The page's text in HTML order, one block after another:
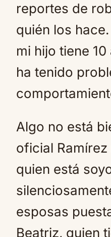
reportes de
quién los
mi hijo tiene
ha tenido
Algo no está
oficial
quien está
esposas
Beatriz, quien